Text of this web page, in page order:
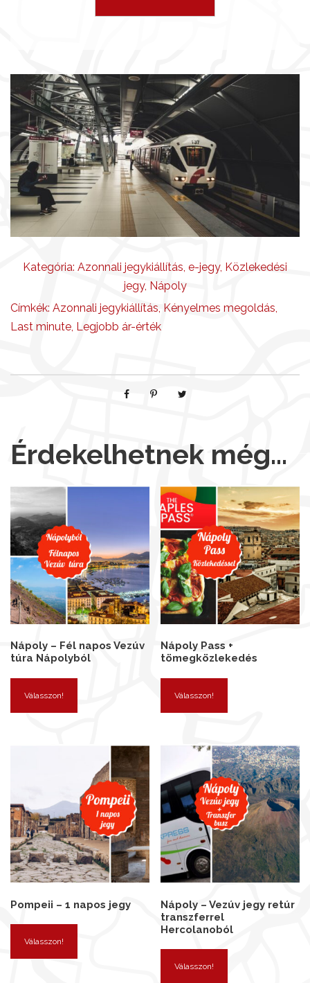
Kategória: Azonnali jegykiállítás, e-jegy, Közlekedési
jegy, Nápoly
Címkék: Azonnali jegykiállítás, Kényelmes megoldás,
Last minute, Legjobb ár-érték
Érdekelhetnek még…
Nápoly – Fél napos Vezúv
túra Nápolyból
Válasszon!
Nápoly Pass +
tömegközlekedés
Válasszon!
Pompeii – 1 napos jegy
Válasszon!
Nápoly – Vezúv jegy retúr
transzferrel
Hercolanoból
Válasszon!